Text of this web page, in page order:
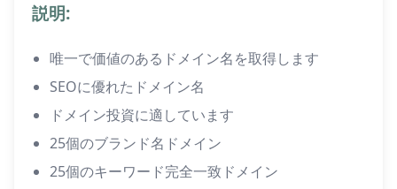
説明:
唯一で価値のあるドメイン名を取得します
SEOに優れたドメイン名
ドメイン投資に適しています
25個のブランド名ドメイン
25個のキーワード完全一致ドメイン